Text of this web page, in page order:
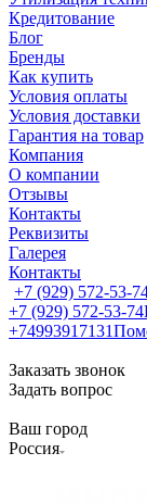
Кредитование
Блог
Бренды
Как купить
Условия оплаты
Условия доставки
Гарантия на товар
Компания
О компании
Отзывы
Контакты
Реквизиты
Галерея
Контакты
+7 (929) 572-53-
+7 (929) 572-53-74
+74993917131
Заказать звонок
Задать вопрос
Ваш город
Россия